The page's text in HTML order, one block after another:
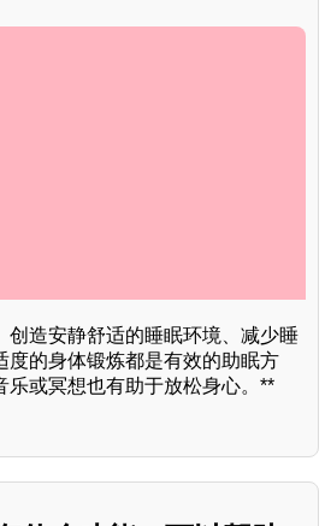
创造安静舒适的睡眠环境、减少睡
度的身体锻炼都是有效的助眠方
乐或冥想也有助于放松身心。**